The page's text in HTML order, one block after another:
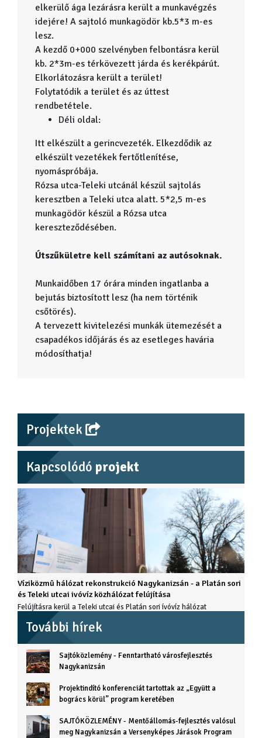
elkerülő ága lezárásra került a munkavégzés
idejére! A sajtoló munkagödör kb.5*3 m-es
lesz.
A kezdő 0+000 szelvényben felbontásra kerül
kb. 2*3m-es térkövezett járda és kerékpárút.
Elkorlátozásra került a terület!
Folytatódik a terület és az úttest
rendbetétele.
Déli oldal:
Itt elkészült a gerincvezeték. Elkezdődik az
elkészült vezetékek fertőtlenítése,
nyomáspróbája.
Rózsa utca-Teleki utcánál készül sajtolás
keresztben a Teleki utca alatt. 5*2,5 m-es
munkagödör készül a Rózsa utca
kereszteződésében.
Útszűkületre kell számítani az autósoknak.
Munkaidőben 17 órára minden ingatlanba a
bejutás biztosított lesz (ha nem történik
csőtörés).
A tervezett kivitelezési munkák ütemezését a
csapadékos időjárás és az esetleges havária
módosíthatja!
Projektek
Kapcsolódó projekt
Víziközmû hálózat rekonstrukció Nagykanizsán - a Platán sori
és Teleki utcai ivóvíz közhálózat felújítása
Felújításra kerül a Teleki utcai és Platán sori ívóvíz hálózat
További hírek
Sajtóközlemény - Fenntartható városfejlesztés
Nagykanizsán
Projektindító konferenciát tartottak az „Együtt a
bogrács körül” program keretében
SAJTÓKÖZLEMÉNY - Mentőállomás-fejlesztés valósul
meg Nagykanizsán a Versenyképes Járások Program